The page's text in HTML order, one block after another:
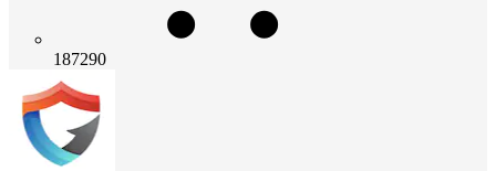
187290